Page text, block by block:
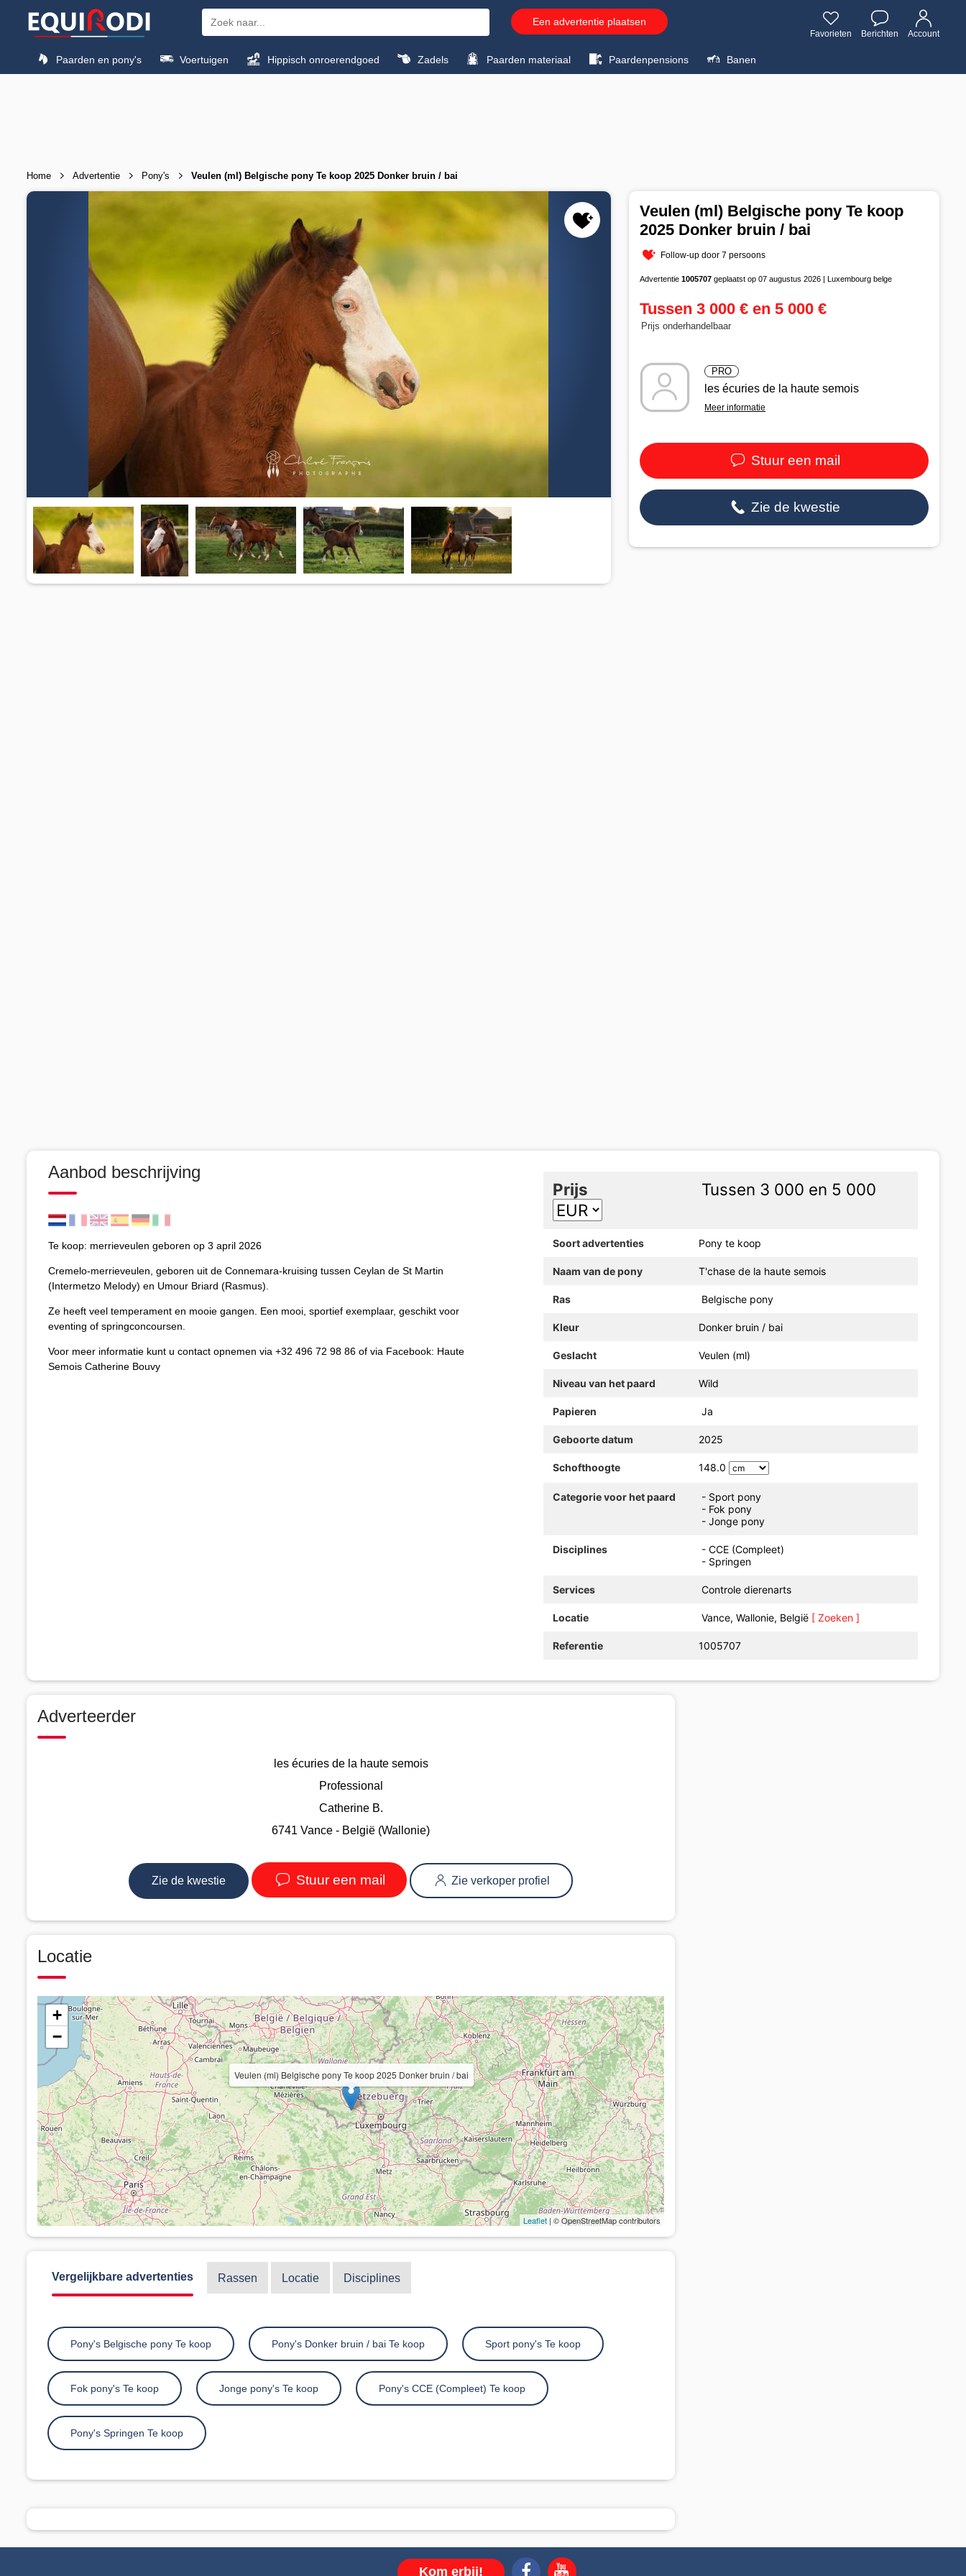
Een advertentie plaatsen
Favorieten Berichten Account
Paarden en pony's Voertuigen Hippisch onroerendgoed Zadels Paarden materiaal Paardenpensions Banen
Home Advertentie Pony's Veulen (ml) Belgische pony Te koop 2025 Donker bruin / bai
Veulen (ml) Belgische pony Te koop
2025 Donker bruin / bai
Follow-up door 7 persoons
Advertentie1005707 geplaatst op 07 augustus 2026 | Luxembourg belge
Tussen 3 000 € en 5 000 €
Prijs onderhandelbaar
PRO
les écuries de la haute semois
Meer informatie
Stuur een mail
Zie de kwestie
Aanbod beschrijving
Te koop: merrieveulen geboren op 3 april 2026
Cremelo-merrieveulen, geboren uit de Connemara-kruising tussen Ceylan de St Martin
(Intermetzo Melody) en Umour Briard (Rasmus).
Ze heeft veel temperament en mooie gangen. Een mooi, sportief exemplaar, geschikt voor
eventing of springconcoursen.
Voor meer informatie kunt u contact opnemen via +32 496 72 98 86 of via Facebook: Haute
Semois Catherine Bouvy
Prijs Tussen 3 000 en 5 000
Soort advertenties Pony te koop
Naam van de pony T'chase de la haute semois
Ras Belgische pony
Kleur Donker bruin / bai
Geslacht Veulen (ml)
Niveau van het paard Wild
Papieren Ja
Geboorte datum 2025
Schofthoogte 148.0
Categorie voor het paard
- Sport pony
- Fok pony
- Jonge pony
Disciplines
- CCE (Compleet)
- Springen
Services Controle dierenarts
Locatie Vance, Wallonie, België [ Zoeken ]
Referentie 1005707
Adverteerder
les écuries de la haute semois
Professional
Catherine B.
6741 Vance - België (Wallonie)
Zie de kwestie Stuur een mail Zie verkoper profiel
Locatie
Veulen (ml) Belgische pony Te koop 2025 Donker bruin / bai
+
−
Leaflet | © OpenStreetMap contributors
Vergelijkbare advertenties Rassen Locatie Disciplines
Pony's Belgische pony Te koop Pony's Donker bruin / bai Te koop Sport pony's Te koop
Fok pony's Te koop Jonge pony's Te koop Pony's CCE (Compleet) Te koop
Pony's Springen Te koop
Kom erbij!